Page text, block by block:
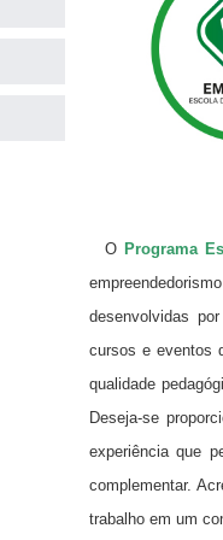
O Programa
desenvolvidas
cursos e eventos
qualidade
Deseja-se
experiência que
complementar.
trabalho em um